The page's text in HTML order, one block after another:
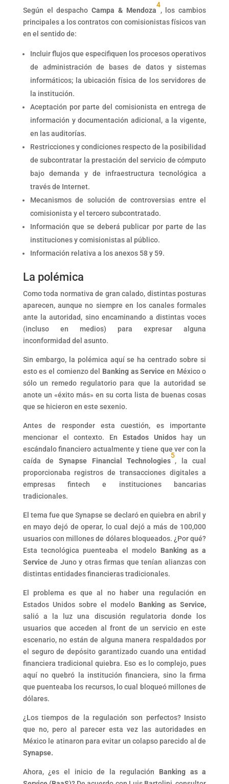
Según el despachoCampa & Mendoza
4
, los cambios
principales a los contratos con comisionistas físicos van
en el sentido de:
Incluir flujos que especifiquen los procesos operativos
de administración de bases de datos y sistemas
informáticos; la ubicación física de los servidores de
la institución.
Aceptación por parte del comisionista en entrega de
información y documentación adicional, a la vigente,
en las auditorías.
Restricciones y condiciones respecto de la posibilidad
de subcontratar la prestación del servicio de cómputo
bajo demanda y de infraestructura tecnológica a
través de Internet.
Mecanismos de solución de controversias entre el
comisionista y el tercero subcontratado.
Información que se deberá publicar por parte de las
instituciones y comisionistas al público.
Información relativa a los anexos 58 y 59.
La polémica
Como toda normativa de gran calado, distintas posturas
aparecen, aunque no siempre en los canales formales
ante la autoridad, sino encaminando a distintas voces
(incluso en medios) para expresar alguna
inconformidad del asunto.
Sin embargo, la polémica aquí se ha centrado sobre si
esto es el comienzo del Banking as Service en México o
sólo un remedo regulatorio para que la autoridad se
anote un «éxito más» en su corta lista de buenas cosas
que se hicieron en este sexenio.
Antes de responder esta cuestión, es importante
mencionar el contexto. En Estados Unidoshay un
escándalo financiero actualmente y tiene que ver con la
caída de Synapse Financial Technologies
5
, la cual
proporcionaba registros de transacciones digitales a
empresas fintech e instituciones bancarias
tradicionales.
El tema fue que Synapse se declaró en quiebra en abril y
en mayo dejó de operar, lo cual dejó a más de 100,000
usuarios con millones de dólares bloqueados. ¿Por qué?
Esta tecnológica puenteaba el modelo Banking as a
Servicede Juno y otras firmas que tenían alianzas con
distintas entidades financieras tradicionales.
El problema es que al no haber una regulación en
Estados Unidos sobre el modelo Banking as Service,
salió a la luz una discusión regulatoria donde los
usuarios que acceden al front de un servicio en este
escenario, no están de alguna manera respaldados por
el seguro de depósito garantizado cuando una entidad
financiera tradicional quiebra. Eso es lo complejo, pues
aquí no quebró la institución financiera, sino la firma
que puenteaba los recursos, lo cual bloqueó millones de
dólares.
¿Los tiempos de la regulación son perfectos? Insisto
que no, pero al parecer esta vez las autoridades en
México le atinaron para evitar un colapso parecido al de
Synapse.
Ahora, ¿es el inicio de la regulación Banking as a